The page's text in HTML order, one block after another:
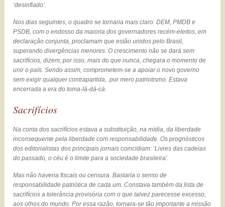
‘desinflado’.
Nos dias seguintes, o quadro se tornaria mais claro: DEM, PMDB e
PSDB, com o endosso da maioria dos governadores recém-eleitos, em
declaração conjunta, proclamam que estão unidos pelo Brasil,
superando divergências menores. O crescimento não se dará sem
sacrifícios, dizem, por isso, mais do que nunca, chegara o momento de
unir o país. Sendo assim, comprometem-se a apoiar o novo governo
sem exigir qualquer contrapartida, por mero patriotismo. Estava
encerrada a era do toma-lá-dá-cá.
Sacrifícios
Na conta dos sacrifícios estava a substituição, na mídia, da liberdade
inconsequente pela liberdade com responsabilidade. Os prognósticos
dos editorialistas dos principais jornais coincidiam: ‘Livres das cadeias
do passado, o céu é o limite para a sociedade brasileira’.
Mas não haveria fiscais ou censura. Bastaria o senso de
responsabilidade patriótica de cada um. Constava também da lista de
sacrifícios a tolerância provisória com o que talvez parecesse excesso,
aos olhos do mundo. Por essa razão, tornara-se tão importante a missão